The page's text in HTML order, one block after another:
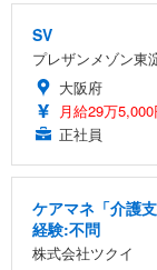
SV
プレザンメゾン東
大阪府
月給29万5,000
正社員
ケアマネ「介護
経験:不問
株式会社ツクイ